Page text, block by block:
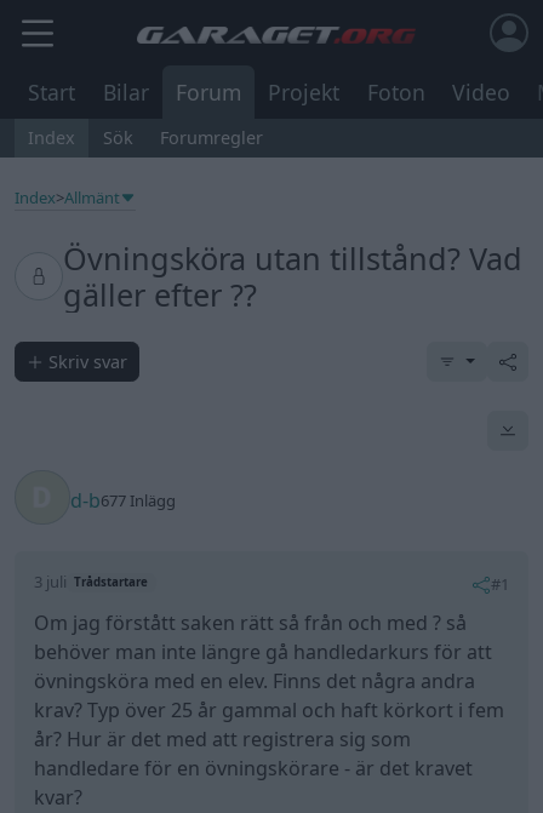
Start Bilar Forum Projekt Foton Video
Index Sök Forumregler
Index>Allmänt
Övningsköra utan tillstånd? Vad
gäller efter ??
Skriv svar
d-b677 Inlägg
3 juli Trådstartare #1
Om jag förstått saken rätt så från och med ? så
behöver man inte längre gå handledarkurs för att
övningsköra med en elev. Finns det några andra
krav? Typ över 25 år gammal och haft körkort i fem
år? Hur är det med att registrera sig som
handledare för en övningskörare - är det kravet
kvar?